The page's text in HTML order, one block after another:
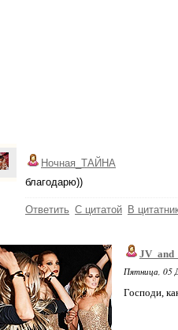
Ночная_ТАЙНА
благодарю))
Ответить С цитатой В
Пятница, 05
Господи,